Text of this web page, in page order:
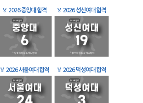
🏅 2026 중앙대 합격 🏅 2026 성신여대 합격
🏅 2026 서울여대 합격 🏅 2026 덕성여대 합격